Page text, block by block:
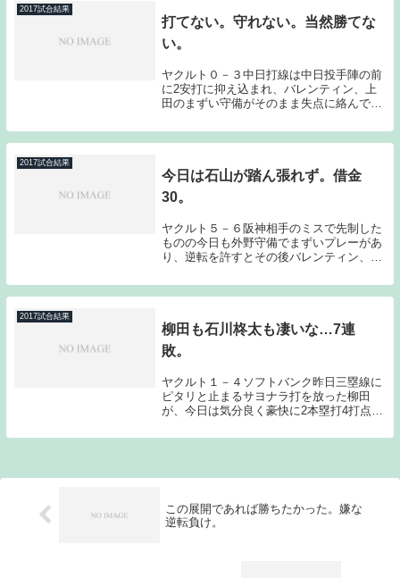
2017試合結果
打てない。守れない。当然勝てな
い。
ヤクルト０－３中日打線は中日投手陣の前
に2安打に抑え込まれ、バレンティン、上
田のまずい守備がそのまま失点に絡んでし
た。最後まで足掻いてもらいたい気持ちは
強いのだが、そろそろ来シーズン以降も視
2017試合結果
今日は石山が踏ん張れず。借金
30。
ヤクルト５－６阪神相手のミスで先制した
ものの今日も外野守備でまずいプレーがあ
り、逆転を許すとその後バレンティン、リ
切り態勢に持ち込んだのだが、今日は逃げ
切り態勢で登板した石山が阪神の代打伊藤
2017試合結果
柳田も石川柊太も凄いな…7連
敗。
ヤクルト１－４ソフトバンク昨日三塁線に
ピタリと止まるサヨナラ打を放った柳田
が、今日は気分良く豪快に2本塁打4打点の
らのホームランも成瀬からのホームランも
この展開であれば勝ちたかった。嫌な
逆転負け。